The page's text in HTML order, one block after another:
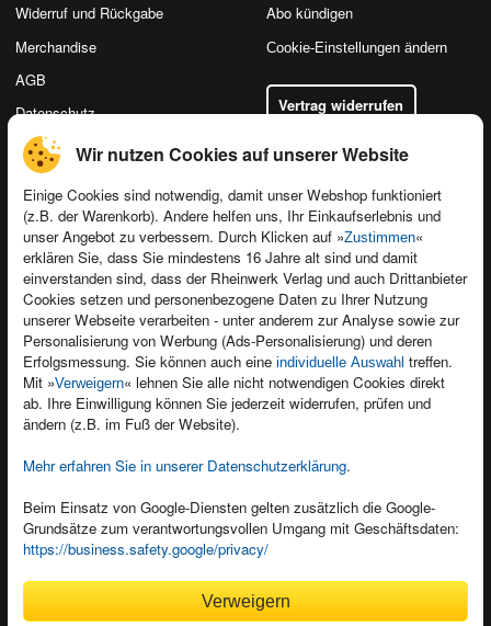
Wir nutzen Cookies auf unserer Website
Einige Cookies sind notwendig, damit unser Webshop funktioniert
(z.B. der Warenkorb). Andere helfen uns, Ihr Einkaufserlebnis und
unser Angebot zu verbessern. Durch Klicken auf »Zustimmen«
erklären Sie, dass Sie mindestens 16 Jahre alt sind und damit
einverstanden sind, dass der Rheinwerk Verlag und auch Drittanbieter
Cookies setzen und personenbezogene Daten zu Ihrer Nutzung
unserer Webseite verarbeiten - unter anderem zur Analyse sowie zur
Personalisierung von Werbung (Ads-Personalisierung) und deren
Erfolgsmessung. Sie können auch eine individuelle Auswahl treffen.
Mit »Verweigern« lehnen Sie alle nicht notwendigen Cookies direkt
ab. Ihre Einwilligung können Sie jederzeit widerrufen, prüfen und
ändern (z.B. im Fuß der Website).
Mehr erfahren Sie in unserer Datenschutzerklärung.
Beim Einsatz von Google-Diensten gelten zusätzlich die Google-
Grundsätze zum verantwortungsvollen Umgang mit Geschäftsdaten:
https://business.safety.google/privacy/
Verweigern
Kontakt
Newsletter
Für Unternehmen
Presseservice
Dozentenservice
Produktfeedback
Foreign Rights
Ein Buch schreiben
Widerruf und Rückgabe
Merchandise
AGB
Datenschutz
Abo kündigen
Cookie-Einstellungen ändern
Vertrag widerrufen
Kundenservice
Wir sind gerne für Sie da!
service@rheinwerk-verlag.de